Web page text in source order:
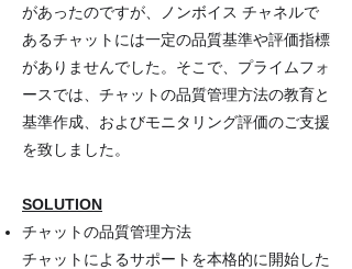
があったのですが、ノンボイス チャネルで
あるチャットには一定の品質基準や評価指標
がありませんでした。そこで、プライムフォ
ースでは、チャットの品質管理方法の教育と
基準作成、およびモニタリング評価のご支援
を致しました。
SOLUTION
チャットの品質管理方法
チャットによるサポートを本格的に開始した